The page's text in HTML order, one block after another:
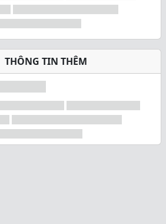
THÔNG TIN THÊM